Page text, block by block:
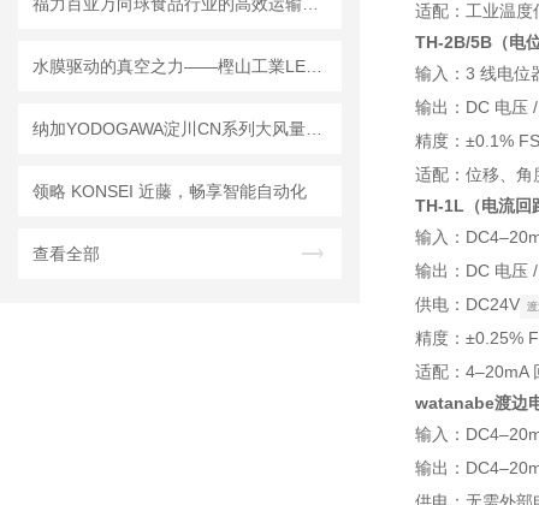
领略 KONSEI 近藤，畅享智能自动化
查看全部
适配：工业温度
TH-2B/5B（电
输入：3 线电位
输出：DC 电压
精度：±0.1%
适配：位移、角
TH-1L（电流回
输入：
输出：DC 电压
供电：DC24V
精度：±0.25%
适配：4–20mA
watanabe渡边
输入：
输出：